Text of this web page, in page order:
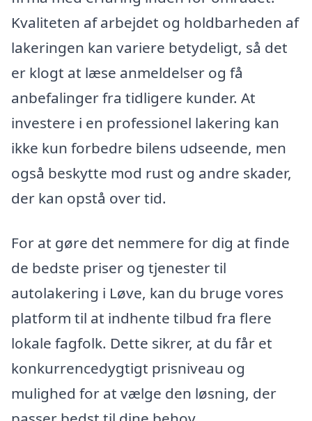
Kvaliteten af arbejdet og holdbarheden af
lakeringen kan variere betydeligt, så det
er klogt at læse anmeldelser og få
anbefalinger fra tidligere kunder. At
investere i en professionel lakering kan
ikke kun forbedre bilens udseende, men
også beskytte mod rust og andre skader,
der kan opstå over tid.
For at gøre det nemmere for dig at finde
de bedste priser og tjenester til
autolakering i Løve, kan du bruge vores
platform til at indhente tilbud fra flere
lokale fagfolk. Dette sikrer, at du får et
konkurrencedygtigt prisniveau og
mulighed for at vælge den løsning, der